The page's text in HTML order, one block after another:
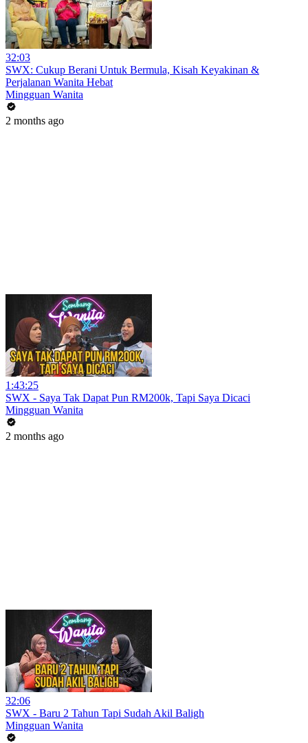
32:03
SWX: Cukup Berani Untuk Bermula, Kisah Keyakinan &
Perjalanan Wanita Hebat
Mingguan Wanita
2 months ago
1:43:25
SWX - Saya Tak Dapat Pun RM200k, Tapi Saya Dicaci
Mingguan Wanita
2 months ago
32:06
SWX - Baru 2 Tahun Tapi Sudah Akil Baligh
Mingguan Wanita